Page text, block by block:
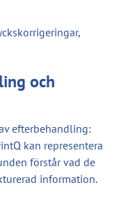
och
efterbehandling:
kan representera
förstår vad de
information.